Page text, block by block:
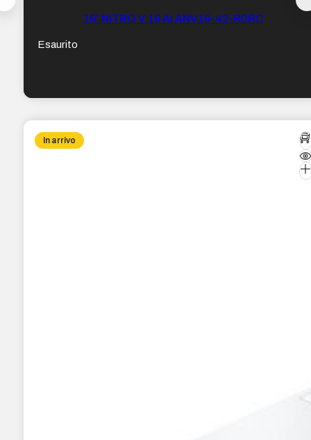
16″ NITRO V 16 AI ANV16-42-R0RC
Esaurito
In arrivo